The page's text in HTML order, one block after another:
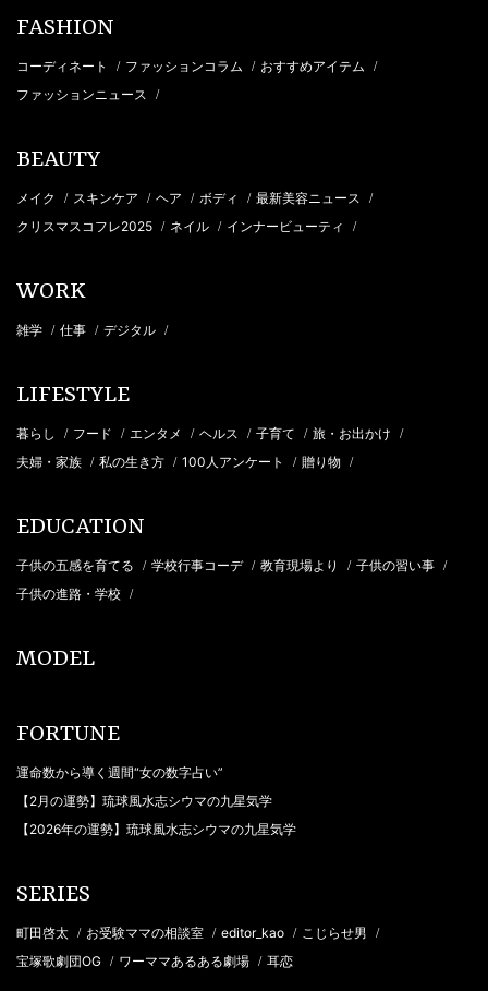
FASHION
コーディネート / ファッションコラム / おすすめアイテム /
ファッションニュース /
BEAUTY
メイク / スキンケア / ヘア / ボディ / 最新美容ニュース /
クリスマスコフレ2025 / ネイル / インナービューティ /
WORK
雑学 / 仕事 / デジタル /
LIFESTYLE
暮らし / フード / エンタメ / ヘルス / 子育て / 旅・お出かけ /
夫婦・家族 / 私の生き方 / 100人アンケート / 贈り物 /
EDUCATION
子供の五感を育てる / 学校行事コーデ / 教育現場より / 子供の習い事 /
子供の進路・学校 /
MODEL
FORTUNE
運命数から導く週間“女の数字占い”
【2月の運勢】琉球風水志シウマの九星気学
【2026年の運勢】琉球風水志シウマの九星気学
SERIES
町田啓太 / お受験ママの相談室 / editor_kao / こじらせ男 /
宝塚歌劇団OG / ワーママあるある劇場 / 耳恋